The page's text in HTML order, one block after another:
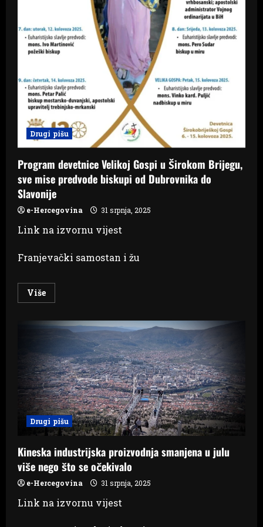
Drugi pišu
Program devetnice Velikoj Gospi u Širokom Brijegu,
sve mise predvode biskupi od Dubrovnika do
Slavonije
e-Hercegovina 31 srpnja, 2025
Link na izvornu vijest
Franjevački samostan i žu
VišeRead
more
devetnice
Velikoj
Širokom
Brijegu,
sve
mise
predvode
biskupi
od
Dubrovnika
do
Slavonije
Drugi pišu
Kineska industrijska proizvodnja smanjena u julu
više nego što se očekivalo
e-Hercegovina 31 srpnja, 2025
Link na izvornu vijest